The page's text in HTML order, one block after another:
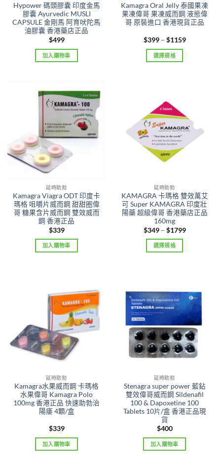
Hypower 碼頭膠囊 印度金馬
膠囊 Ayurvedic MUSLI
CAPSULE 金剛馬 阿育吠陀馬
油膠囊 香港藥店正品
$499
加入購物車
Kamagra Oral Jelly 泰國果凍
果凍偉哥 果凍威而鋼 液態偉
哥 原裝進口 香港現貨正品
$399 – $1159Price
選擇規格
variants.
The
options
may
be
chosen
product
page
延時助勃
Kamagra Viagra ODT 印度卡
瑪格 咀嚼片威而鋼 甜甜圈偉
哥 糖果含片威而鋼 雙效威而
鋼 香港正品
$339
加入購物車
延時助勃
KAMAGRA 卡瑪格 雙效萬艾
可 Super KAMAGRA 印度壯
陽藥 超級偉哥 香港藥店正品
160mg
$349 – $1799Price
選擇規格
variants.
The
options
may
be
chosen
on
product
page
延時助勃
Kamagra水果威而鋼 卡瑪格
水果偉哥 Kamagra Polo
100mg 香港正品 快速助勃治
陽痿 4顆/盒
$339
加入購物車
延時助勃
Stenagra super power 藍鉆
雙效偉哥威而鋼 Sildenafil
100 & Dapoxetine 100
Tablets 10片/盒 香港正品現
貨
$400
加入購物車